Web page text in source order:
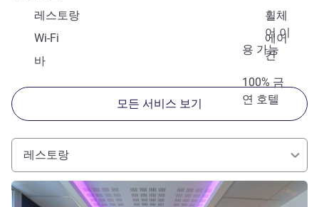
레스토랑
휠체
어 이
용 가능
Wi-Fi
에어
컨
바
100% 금
연 호텔
모든 서비스 보기
레스토랑
세부 정보 보기